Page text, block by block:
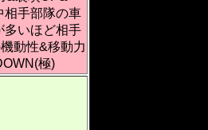
相手部隊の車
多いほど相手
動性&移動力
極)